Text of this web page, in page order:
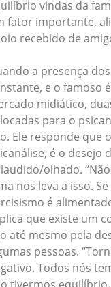
vindas da
fator importante,
recebido de
a presença
e o famoso
midiático,
para o
Ele responde que
é o desejo
olhado.
nos leva a isso.
é
que existe um
até mesmo pela
pessoas.
Todos nós